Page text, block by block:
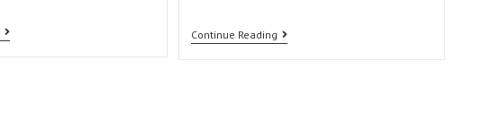
Continue Reading